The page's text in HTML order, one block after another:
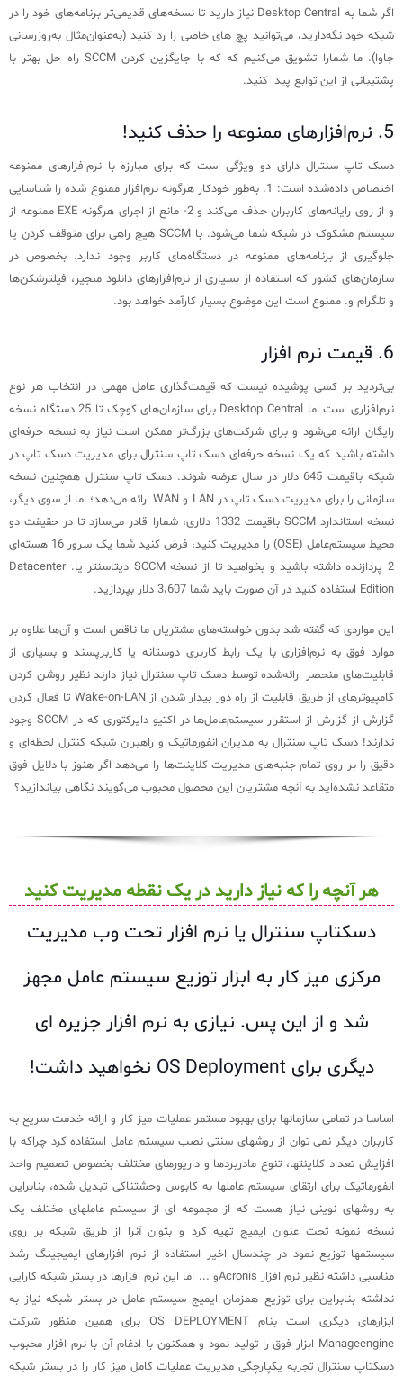
اگر شما به Desktop Central نیاز دارید تا نسخه‌های قدیمی‌تر برنامه‌های خود را در
شبکه خود نگه‌دارید، می‌توانید پچ های خاصی را رد کنید (به‌عنوان‌مثال به‌روزرسانی
جاوا). ما شمارا تشویق می‌کنیم که که با جایگزین کردن SCCM راه حل بهتر با
پشتیبانی از این توابع پیدا کنید.
5. نرم‌افزارهای ممنوعه را حذف کنید!
دسک تاپ سنترال دارای دو ویژگی است که برای مبارزه با نرم‌افزارهای ممنوعه
اختصاص داده‌شده است: 1. به‌طور خودکار هرگونه نرم‌افزار ممنوع شده را شناسایی
و از روی رایانه‌های کاربران حذف می‌کند و 2- مانع از اجرای هرگونه EXE ممنوعه از
سیستم مشکوک در شبکه شما می‌شود. با SCCM هیچ راهی برای متوقف کردن یا
جلوگیری از برنامه‌های ممنوعه در دستگاه‌های کاربر وجود ندارد. بخصوص در
سازمان‌های کشور که استفاده از بسیاری از نرم‌افزارهای دانلود منجیر، فیلترشکن‌ها
و تلگرام و. ممنوع است این موضوع بسیار کارآمد خواهد بود.
6. قیمت نرم افزار
بی‌تردید بر کسی پوشیده نیست که قیمت‌گذاری عامل مهمی در انتخاب هر نوع
نرم‌افزاری است اما Desktop Central برای سازمان‌های کوچک تا 25 دستگاه نسخه
رایگان ارائه می‌شود و برای شرکت‌های بزرگ‌تر ممکن است نیاز به نسخه حرفه‌ای
داشته باشید که یک نسخه حرفه‌ای دسک تاپ سنترال برای مدیریت دسک تاپ در
شبکه باقیمت 645 دلار در سال عرضه شوند. دسک تاپ سنترال همچنین نسخه
سازمانی را برای مدیریت دسک تاپ در LAN و WAN ارائه می‌دهد؛ اما از سوی دیگر،
نسخه استاندارد SCCM باقیمت 1332 دلاری، شمارا قادر می‌سازد تا در حقیقت دو
محیط سیستم‌عامل (OSE) را مدیریت کنید، فرض کنید شما یک سرور 16 هسته‌ای
2 پردازنده داشته باشید و بخواهید تا از نسخه SCCM دیتاسنتر یا. Datacenter
Edition استفاده کنید در آن صورت باید شما 3،607 دلار بپردازید.
این مواردی که گفته شد بدون خواسته‌های مشتریان ما ناقص است و آن‌ها علاوه بر
موارد فوق به نرم‌افزاری با یک رابط کاربری دوستانه یا کاربرپسند و بسیاری از
قابلیت‌های منحصر ارائه‌شده توسط دسک تاپ سنترال نیاز دارند نظیر روشن کردن
کامپیوترهای از طریق قابلیت از راه دور بیدار شدن از Wake-on-LAN تا فعال کردن
گزارش از گزارش از استقرار سیستم‌عامل‌ها در اکتیو دایرکتوری که در SCCM وجود
ندارند! دسک تاپ سنترال به مدیران انفورماتیک و راهبران شبکه کنترل لحظه‌ای و
دقیق را بر روی تمام جنبه‌های مدیریت کلاینت‌ها را می‌دهد اگر هنوز با دلایل فوق
متقاعد نشده‌اید به آنچه مشتریان این محصول محبوب می‌گویند نگاهی بیاندازید؟
هر آنچه را که نیاز دارید در یک نقطه مدیریت کنید
دسکتاپ سنترال یا نرم افزار تحت وب مدیریت
مرکزی میز کار به ابزار توزیع سیستم عامل مجهز
شد و از این پس. نیازی به نرم افزار جزیره ای
دیگری برای OS Deployment نخواهید داشت!
اساسا در تمامی سازمانها برای بهبود مستمر عملیات میز کار و ارائه خدمت سریع به
کاربران دیگر نمی توان از روشهای سنتی نصب سیستم عامل استفاده کرد چراکه با
افزایش تعداد کلاینتها، تنوع مادربردها و داریورهای مختلف بخصوص تصمیم واحد
انفورماتیک برای ارتقای سیستم عاملها به کابوس وحشتناکی تبدیل شده، بنابراین
به روشهای نوینی نیاز هست که از مجموعه ای از سیستم عاملهای مختلف یک
نسخه نمونه تحت عنوان ایمیج تهیه کرد و بتوان آنرا از طریق شبکه بر روی
سیستمها توزیع نمود در چندسال اخیر استفاده از نرم افزارهای ایمیجینگ رشد
مناسبی داشته نظیر نرم افزار Acronisو ... اما این نرم افزارها در بستر شبکه کارایی
نداشته بنابراین برای توزیع همزمان ایمیج سیستم عامل در بستر شبکه نیاز به
ابزارهای دیگری است بنام OS DEPLOYMENT برای همین منظور شرکت
Manageengine ابزار فوق را تولید نمود و همکنون با ادغام آن با نرم افزار محبوب
دسکتاپ سنترال تجربه یکپارچگی مدیریت عملیات کامل میز کار را در بستر شبکه